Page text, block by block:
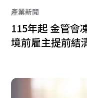
產業新聞
115年起 金管會
境前雇主提前結